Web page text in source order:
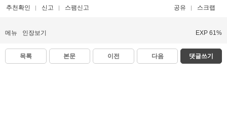
추천확인 신고 스팸신고 공유 스크랩
메뉴 인장보기 EXP 61%
목록 본문 이전 다음 댓글쓰기